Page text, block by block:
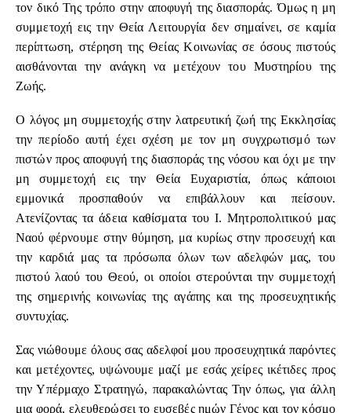
τον δικό Της τρόπο στην αποφυγή της διασποράς. Όμως η μη
συμμετοχή εις την Θεία Λειτουργία δεν σημαίνει, σε καμία
περίπτωση, στέρηση της Θείας Κοινωνίας σε όσους πιστούς
αισθάνονται την ανάγκη να μετέχουν του Μυστηρίου της
Ζωής.
Ο λόγος μη συμμετοχής στην λατρευτική ζωή της Εκκλησίας
την περίοδο αυτή έχει σχέση με τον μη συγχρωτισμό των
πιστών προς αποφυγή της διασποράς της νόσου και όχι με την
μη συμμετοχή εις την Θεία Ευχαριστία, όπως κάποιοι
εμμονικά προσπαθούν να επιβάλλουν και πείσουν.
Ατενίζοντας τα άδεια καθίσματα του Ι. Μητροπολιτικού μας
Ναού φέρνουμε στην θύμηση, μα κυρίως στην προσευχή και
την καρδιά μας τα πρόσωπα όλων των αδελφών μας, του
πιστού λαού του Θεού, οι οποίοι στερούνται την συμμετοχή
της σημερινής κοινωνίας της αγάπης και της προσευχητικής
συντυχίας.
Σας νιώθουμε όλους σας αδελφοί μου προσευχητικά παρόντες
και μετέχοντες, υψώνουμε μαζί με εσάς χείρες ικέτιδες προς
την Υπέρμαχο Στρατηγώ, παρακαλώντας Την όπως, για άλλη
μια φορά, ελευθερώσει το ευσεβές ημών Γένος και τον κόσμο